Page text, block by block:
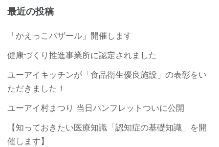
最近の投稿
「かえっこバザール」開催します
健康づくり推進事業所に認定されました
ユーアイキッチンが「食品衛生優良施設」の表彰をい
ただきました！
ユーアイ村まつり 当日パンフレットついに公開
【知っておきたい医療知識「認知症の基礎知識」を開
催します】